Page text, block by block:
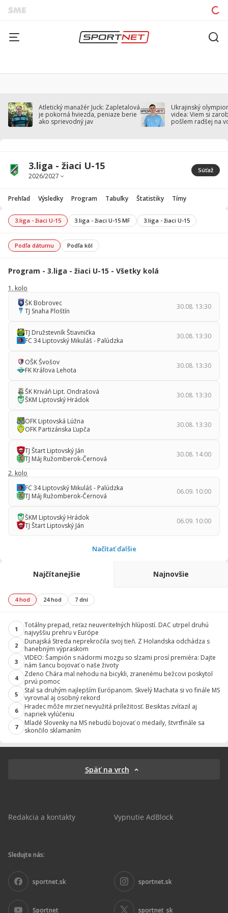
Atletický manažér Juck: Zapletalová
je pokorná hviezda, peniaze berie
ako sprievodný jav
Ukrajinský
videa: Viem si
pošlem radšej na
3.liga - žiaci U-15 Súťaž
Prehľad Výsledky Program Tabuľky Štatistiky Tímy
3.liga - žiaci U-15 3.liga - žiaci U-15 MF 3.liga - žiaci U-15
Podľa dátumu Podľa kôl
Program - 3.liga - žiaci U-15 - Všetky kolá
1. kolo
ŠK Bobrovec
TJ Snaha Ploštín
30.08. 13:30
TJ Družstevník Štiavnička
FC 34 Liptovský Mikuláš - Palúdzka
30.08. 13:30
OŠK Švošov
FK Kráľova Lehota
30.08. 13:30
ŠK Kriváň Lipt. Ondrašová
ŠKM Liptovský Hrádok
30.08. 13:30
OFK Liptovská Lúžna
OFK Partizánska Ľupča
30.08. 13:30
TJ Štart Liptovský Ján
TJ Máj Ružomberok-Černová
30.08. 14:00
2. kolo
FC 34 Liptovský Mikuláš - Palúdzka
TJ Máj Ružomberok-Černová
06.09. 10:00
ŠKM Liptovský Hrádok
TJ Štart Liptovský Ján
06.09. 10:00
Načítať ďalšie
Najčítanejšie Najnovšie
4 hod 24 hod 7 dní
1
Totálny prepad, reťaz neuveriteľných hlúpostí. DAC utrpel druhú
najvyššiu prehru v Európe
2
Dunajská Streda neprekročila svoj tieň. Z Holandska odchádza s
hanebným výpraskom
3
VIDEO: Šampión s nádormi mozgu so slzami prosí premiéra: Dajte
nám šancu bojovať o naše životy
4
Zdeno Chára mal nehodu na bicykli, zranenému bežcovi poskytol
prvú pomoc
5
Stal sa druhým najlepším Európanom. Skvelý Machata si vo finále MS
vyrovnal aj osobný rekord
6
Hradec môže mrzieť nevyužitá príležitosť. Besiktas zvíťazil aj
napriek vylúčeniu
7
Mladé Slovenky na MS nebudú bojovať o medaily, štvrťfinále sa
skončilo sklamaním
Späť na vrch
Redakcia a kontakty Vypnutie AdBlock
Sledujte nás:
sportnet.sk sportnet.sk
Sportnet sportnet_sk